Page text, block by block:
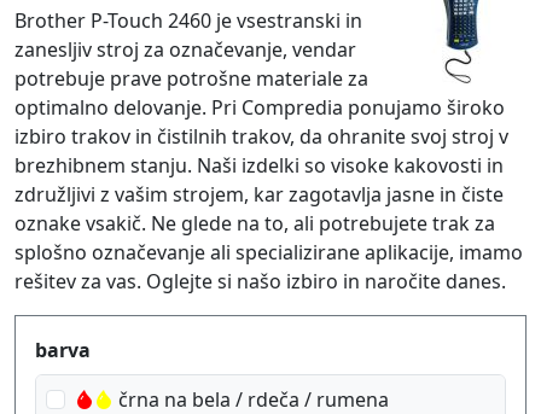
Brother P-Touch 2460 je vsestranski in
zanesljiv stroj za označevanje, vendar
potrebuje prave potrošne materiale za
optimalno delovanje. Pri Compredia ponujamo široko
izbiro trakov in čistilnih trakov, da ohranite svoj stroj v
brezhibnem stanju. Naši izdelki so visoke kakovosti in
združljivi z vašim strojem, kar zagotavlja jasne in čiste
oznake vsakič. Ne glede na to, ali potrebujete trak za
splošno označevanje ali specializirane aplikacije, imamo
rešitev za vas. Oglejte si našo izbiro in naročite danes.
Produktfilter
barva
črna na bela / rdeča / rumena